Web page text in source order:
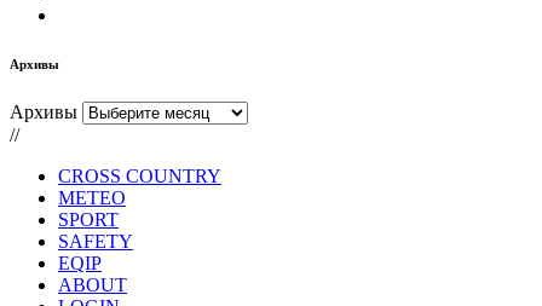
Архивы
Архивы
//
CROSS COUNTRY
METEO
SPORT
SAFETY
EQIP
ABOUT